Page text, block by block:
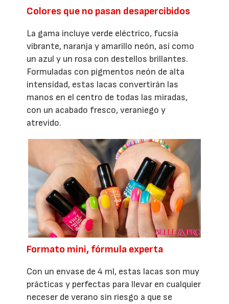
Colores que no pasan desapercibidos
La gama incluye verde eléctrico, fucsia
vibrante, naranja y amarillo neón, así como
un azul y un rosa con destellos brillantes.
Formuladas con pigmentos neón de alta
intensidad, estas lacas convertirán las
manos en el centro de todas las miradas,
con un acabado fresco, veraniego y
atrevido.
Formato mini, fórmula experta
Con un envase de 4 ml, estas lacas son muy
prácticas y perfectas para llevar en cualquier
neceser de verano sin riesgo a que se